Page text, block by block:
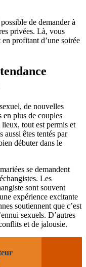
de demander à
privées. Là, vous
profitant d’une soirée
de nouvelles
en plus de couples
lieux, tout est permis et
aussi êtes tentés par
débuter dans le
se demandent
Les
sont souvent
expérience excitante
soutiennent que c’est
sexuels. D’autres
et de jalousie.